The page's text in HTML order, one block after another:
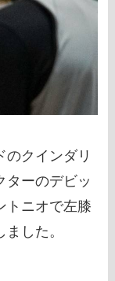
のクインダリ
ターのデビッ
トニオで左膝
した。